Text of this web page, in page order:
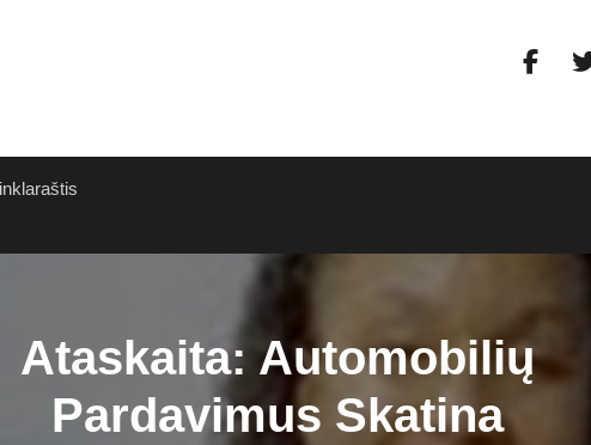
Ataskaita: Automobilių
Pardavimus Skatina